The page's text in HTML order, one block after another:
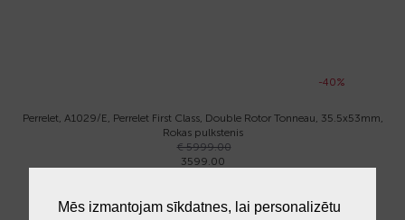
-40%
Perrelet, A1029/E, Perrelet First Class, Double Rotor Tonneau, 35.5x53mm,
Rokas pulkstenis
€ 5999.00
3599.00
Mēs izmantojam sīkdatnes, lai personalizētu